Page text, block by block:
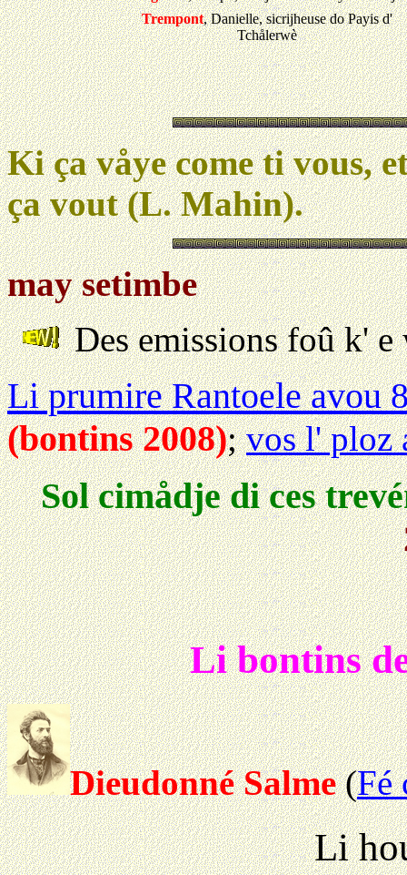
Trempont, Danielle, sicrijheuse do Payis d'
Tchålerwè
Ki ça våye come ti vous,
ça vout (L. Mahin).
may setimbe
Des emissions foû k'
Li prumire Rantoele avou
(bontins 2008);vos l' ploz
Sol cimådje di ces
Li bontins
Dieudonné Salme(Fé
Li